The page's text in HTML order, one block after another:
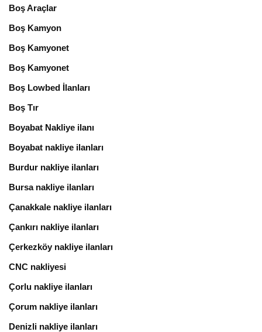
Boş Araçlar
Boş Kamyon
Boş Kamyonet
Boş Kamyonet
Boş Lowbed İlanları
Boş Tır
Boyabat Nakliye ilanı
Boyabat nakliye ilanları
Burdur nakliye ilanları
Bursa nakliye ilanları
Çanakkale nakliye ilanları
Çankırı nakliye ilanları
Çerkezköy nakliye ilanları
CNC nakliyesi
Çorlu nakliye ilanları
Çorum nakliye ilanları
Denizli nakliye ilanları